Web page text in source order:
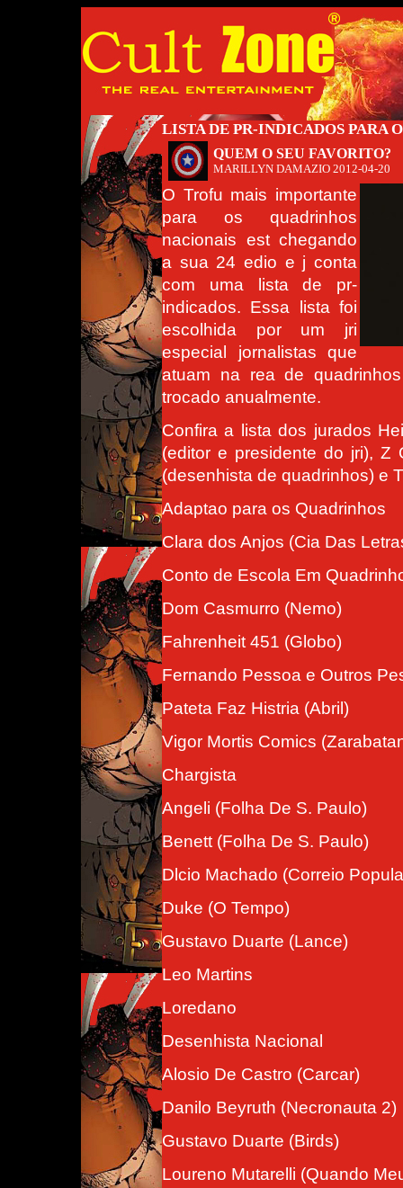
LISTA DE PR-INDICADOS PARA
QUEM O SEU FAVORITO?
MARILLYN DAMAZIO 2012-04-20
O Trofu mais importante
para os quadrinhos
nacionais est chegando
a sua 24 edio e j conta
com uma lista de pr-
indicados. Essa lista foi
escolhida por um jri
especial jornalistas que
atuam na rea de
trocado anualmente.
Confira a lista dos jurados
(editor e presidente do jri), Z
(desenhista de quadrinhos) e
Adaptao para os Quadrinhos
Clara dos Anjos (Cia Das
Conto de Escola Em
Dom Casmurro (Nemo)
Fahrenheit 451 (Globo)
Fernando Pessoa e Outros
Pateta Faz Histria (Abril)
Vigor Mortis Comics
Chargista
Angeli (Folha De S. Paulo)
Benett (Folha De S. Paulo)
Dlcio Machado (Correio
Duke (O Tempo)
Gustavo Duarte (Lance)
Leo Martins
Loredano
Desenhista Nacional
Alosio De Castro (Carcar)
Danilo Beyruth (Necronauta 2)
Gustavo Duarte (Birds)
Loureno Mutarelli (Quando